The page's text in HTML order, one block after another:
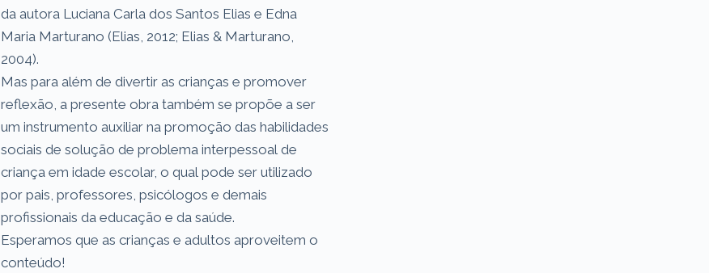
da autora Luciana Carla dos Santos Elias e Edna
Maria Marturano (Elias, 2012; Elias & Marturano,
2004).
Mas para além de divertir as crianças e promover
reflexão, a presente obra também se propõe a ser
um instrumento auxiliar na promoção das habilidades
sociais de solução de problema interpessoal de
criança em idade escolar, o qual pode ser utilizado
por pais, professores, psicólogos e demais
profissionais da educação e da saúde.
Esperamos que as crianças e adultos aproveitem o
conteúdo!